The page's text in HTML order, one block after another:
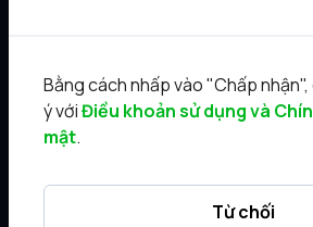
Ngân hàng đầu tư
Điều khoản sử dụng
Bằng cách nhấp vào "Chấp
ý vớiĐiều khoản sử dụng và
mật.
Từ chối